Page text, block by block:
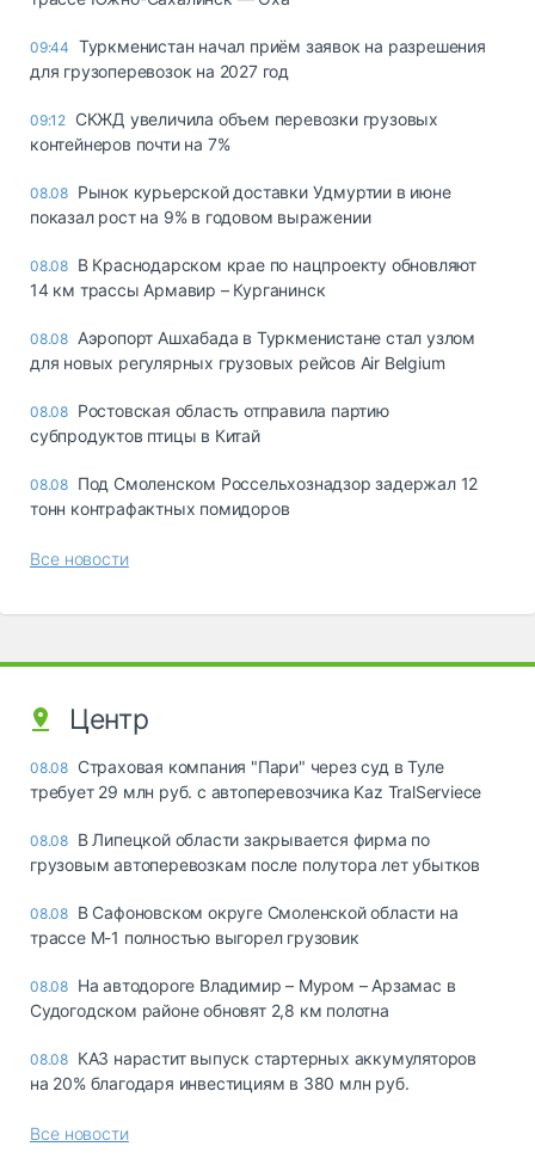
09:44 Туркменистан начал приём заявок на разрешения
для грузоперевозок на 2027 год
09:12 СКЖД увеличила объем перевозки грузовых
контейнеров почти на 7%
08.08 Рынок курьерской доставки Удмуртии в июне
показал рост на 9% в годовом выражении
08.08 В Краснодарском крае по нацпроекту обновляют
14 км трассы Армавир – Курганинск
08.08 Аэропорт Ашхабада в Туркменистане стал узлом
для новых регулярных грузовых рейсов Air Belgium
08.08 Ростовская область отправила партию
субпродуктов птицы в Китай
08.08 Под Смоленском Россельхознадзор задержал 12
тонн контрафактных помидоров
Все новости
Центр
08.08 Страховая компания "Пари" через суд в Туле
требует 29 млн руб. с автоперевозчика Kaz TralServiece
08.08 В Липецкой области закрывается фирма по
грузовым автоперевозкам после полутора лет убытков
08.08 В Сафоновском округе Смоленской области на
трассе М-1 полностью выгорел грузовик
08.08 На автодороге Владимир – Муром – Арзамас в
Судогодском районе обновят 2,8 км полотна
08.08 КАЗ нарастит выпуск стартерных аккумуляторов
на 20% благодаря инвестициям в 380 млн руб.
Все новости